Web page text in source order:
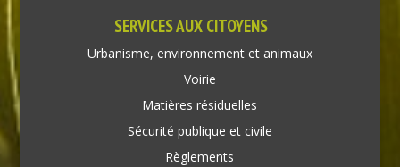
SERVICES AUX CITOYENS
Urbanisme, environnement et animaux
Voirie
Matières résiduelles
Sécurité publique et civile
Règlements